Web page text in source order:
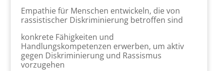
Empathie für Menschen entwickeln, die von
rassistischer Diskriminierung betroffen sind
konkrete Fähigkeiten und
Handlungskompetenzen erwerben, um aktiv
gegen Diskriminierung und Rassismus
vorzugehen